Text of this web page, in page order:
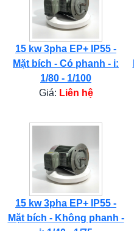
15 kw 3pha EP+ IP55 -
Mặt bích - Có phanh - i:
1/80 - 1/100
Giá: Liên hệ
15 kw 3pha EP+ IP55 -
Mặt bích - Không phanh -